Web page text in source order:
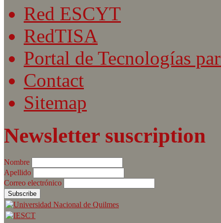
Red ESCYT
RedTISA
Portal de Tecnologías
Contact
Sitemap
Newsletter suscription
Nombre
Apellido
Correo electrónico